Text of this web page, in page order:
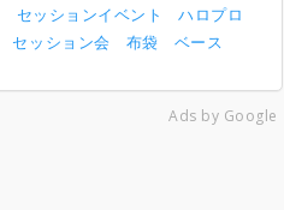
セッションイベント
ハロプロ
セッション会 布袋
ベース
Ads by Google